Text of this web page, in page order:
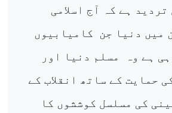
ہے کہ آج اسلامی
میں دنیا جن
کامیابیوں
ہے وہ
مسلم دنیا اور
حمایت کے ساتھ انقلاب کے
کی مسلسل کوششوں کا